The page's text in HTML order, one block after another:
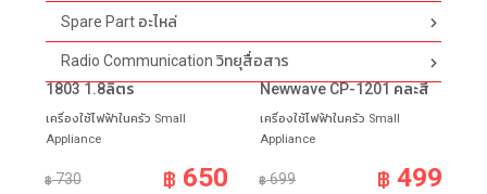
Spare Part อะไหล่
Radio Communication วิทยุสื่อสาร
หม้อหุงข้าว Newwave RC-
1803 1.8ลิตร
เครื่องใช้ไฟฟ้าในครัว Small
Appliance
฿730 ฿ 650
เครื่องบด-สับอเนกประสงค์
Newwave CP-1201 คละสี
เครื่องใช้ไฟฟ้าในครัว Small
Appliance
฿699 ฿ 499